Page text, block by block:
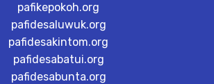
pafikepokoh.org
pafidesaluwuk.org
pafidesakintom.org
pafidesabatui.org
pafidesabunta.org